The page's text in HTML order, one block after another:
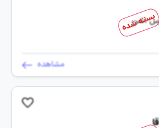
اشن
مشاهده
بسته شده